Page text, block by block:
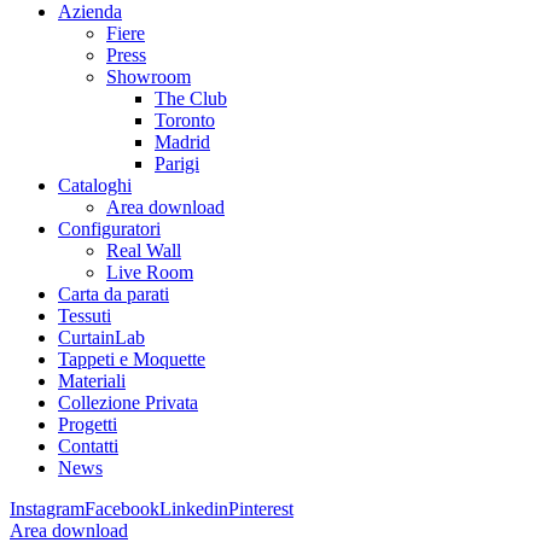
Azienda
Fiere
Press
Showroom
The Club
Toronto
Madrid
Parigi
Cataloghi
Area download
Configuratori
Real Wall
Live Room
Carta da parati
Tessuti
CurtainLab
Tappeti e Moquette
Materiali
Collezione Privata
Progetti
Contatti
News
InstagramFacebookLinkedinPinterest
Area download